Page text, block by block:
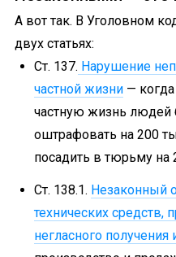
А вот так. В Уголовном
двух статьях:
Ст. 137. Нарушение
частной жизни —
частную жизнь людей
оштрафовать на 200
посадить в тюрьму на
Ст. 138.1. Незаконный
технических средств,
негласного